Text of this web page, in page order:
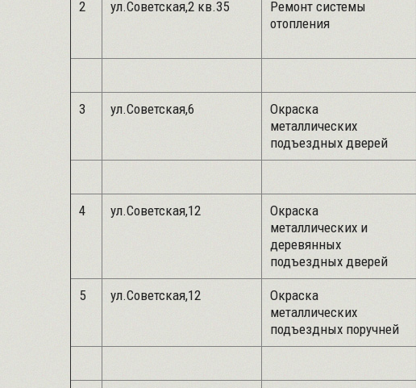
2 ул.Советская,2 кв.35
Ремонт системы
отопления
3 ул.Советская,6
Окраска
металлических
подъездных дверей
4 ул.Советская,12
Окраска
металлических и
деревянных
подъездных дверей
5 ул.Советская,12
Окраска
металлических
подъездных поручней